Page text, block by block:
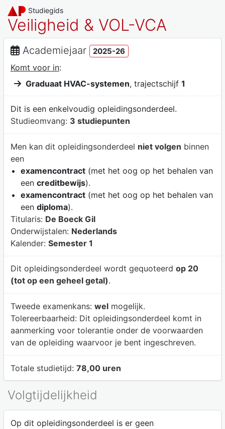
Studiegids
Veiligheid & VOL-VCA
Academiejaar 2025-26
Komt voor in:
Graduaat HVAC-systemen, trajectschijf 1
Dit is een enkelvoudig opleidingsonderdeel.
Studieomvang: 3 studiepunten
Men kan dit opleidingsonderdeel niet volgen binnen
een
examencontract(met het oog op het behalen van
een creditbewijs).
examencontract(met het oog op het behalen van
een diploma).
Titularis: De Boeck Gil
Onderwijstalen: Nederlands
Kalender: Semester 1
Dit opleidingsonderdeel wordt gequoteerd op 20
(tot op een geheel getal).
Tweede examenkans: welmogelijk.
Tolereerbaarheid: Dit opleidingsonderdeel komt in
aanmerking voor tolerantie onder de voorwaarden
van de opleiding waarvoor je bent ingeschreven.
Totale studietijd: 78,00 uren
Volgtijdelijkheid
Op dit opleidingsonderdeel is er geen